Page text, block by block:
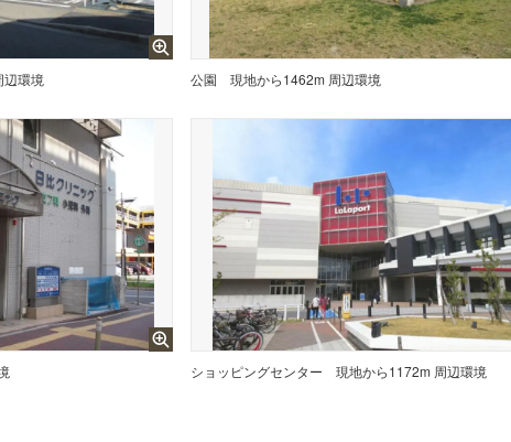
環境 公園 現地から1462m 周辺環境
ショッピングセンター 現地から1172m 周辺環境